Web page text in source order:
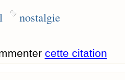
nostalgie
cette citation